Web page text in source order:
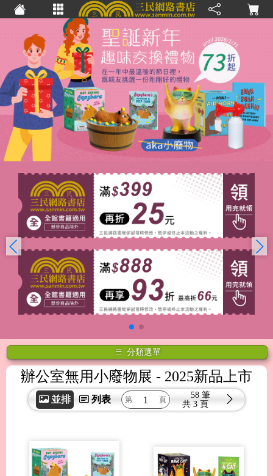
分類選單
辦公室無用小廢物展 - 2025新品上市
並排 列表 共
58 筆
3 頁